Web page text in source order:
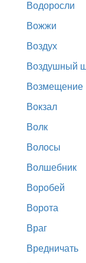
Водоросли
Вожжи
Воздух
Воздушный
Возмещение
Вокзал
Волк
Волосы
Волшебник
Воробей
Ворота
Враг
Вредничать